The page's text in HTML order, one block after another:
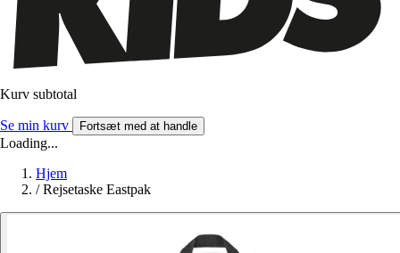
Kurv subtotal
Se min kurv Fortsæt med at handle
Loading...
Hjem
/ Rejsetaske Eastpak